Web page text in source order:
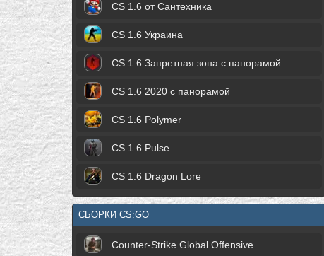
CS 1.6 от Сантехника
CS 1.6 Украина
CS 1.6 Запретная зона с панорамой
CS 1.6 2020 с панорамой
CS 1.6 Polymer
CS 1.6 Pulse
CS 1.6 Dragon Lore
СБОРКИ CS:GO
Counter-Strike Global Offensive